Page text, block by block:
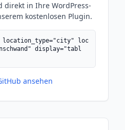
direkt in Ihre WordPress-
kostenlosen Plugin.
location_type="city" loc
display="tabl
ansehen